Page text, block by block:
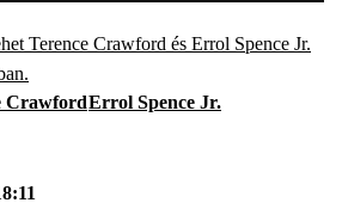
Terence Crawford és Errol Spence Jr.
CrawfordErrol Spence Jr.